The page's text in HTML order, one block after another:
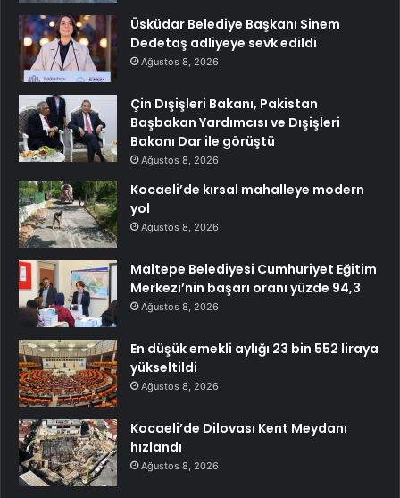
Üsküdar Belediye Başkanı Sinem
Dedetaş adliyeye sevk edildi
Ağustos 8, 2026
Çin Dışişleri Bakanı, Pakistan
Başbakan Yardımcısı ve Dışişleri
Bakanı Dar ile görüştü
Ağustos 8, 2026
Kocaeli’de kırsal mahalleye modern
yol
Ağustos 8, 2026
Maltepe Belediyesi Cumhuriyet Eğitim
Merkezi’nin başarı oranı yüzde 94,3
Ağustos 8, 2026
En düşük emekli aylığı 23 bin 552 liraya
yükseltildi
Ağustos 8, 2026
Kocaeli’de Dilovası Kent Meydanı
hızlandı
Ağustos 8, 2026